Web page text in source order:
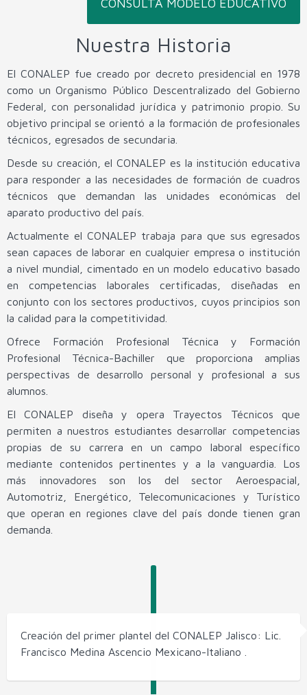
Tlaquepaque
Lagos de Moreno
Puerto Vallarta II
Tamazula
Tapalpa
Electromecánica Industrial
Turismo
Mantenimiento Automotriz
Informática
Mantenimiento de Sistemas Electrónicos
Máquinas Herramienta
Motores a Diésel
Pilotaje de Drones
Refrigeración y Climatización
Microelectrónica y Semiconductores
Beca Benito Juárez
Convocatorias
Convocatoria de Admisión 2026-2027
Entrega de Documentos
Denuncias ante Órganos Garantes
CONSULTA MODELO EDUCATIVO
Nuestra Historia
El CONALEP fue creado por decreto presidencial en 1978
como un Organismo Público Descentralizado del Gobierno
Federal, con personalidad jurídica y patrimonio propio. Su
objetivo principal se orientó a la formación de profesionales
técnicos, egresados de secundaria.
Desde su creación, el CONALEP es la institución educativa
para responder a las necesidades de formación de cuadros
técnicos que demandan las unidades económicas del
aparato productivo del país.
Actualmente el CONALEP trabaja para que sus egresados
sean capaces de laborar en cualquier empresa o institución
a nivel mundial, cimentado en un modelo educativo basado
en competencias laborales certificadas, diseñadas en
conjunto con los sectores productivos, cuyos principios son
la calidad para la competitividad.
Ofrece Formación Profesional Técnica y Formación
Profesional Técnica-Bachiller que proporciona amplias
perspectivas de desarrollo personal y profesional a sus
alumnos.
El CONALEP diseña y opera Trayectos Técnicos que
permiten a nuestros estudiantes desarrollar competencias
propias de su carrera en un campo laboral específico
mediante contenidos pertinentes y a la vanguardia. Los
más innovadores son los del sector Aeroespacial,
Automotriz, Energético, Telecomunicaciones y Turístico
que operan en regiones clave del país donde tienen gran
demanda.
Creación del primer plantel del CONALEP Jalisco: Lic.
Francisco Medina Ascencio Mexicano-Italiano .